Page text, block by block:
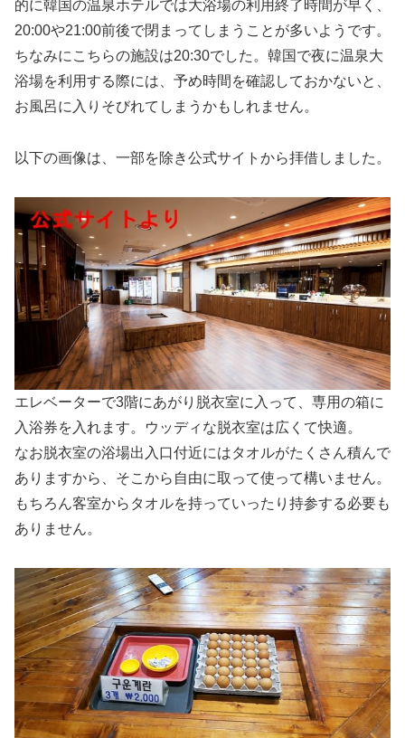
的に韓国の温泉ホテルでは大浴場の利用終了時間が早く、
20:00や21:00前後で閉まってしまうことが多いようです。
ちなみにこちらの施設は20:30でした。韓国で夜に温泉大
浴場を利用する際には、予め時間を確認しておかないと、
お風呂に入りそびれてしまうかもしれません。
以下の画像は、一部を除き公式サイトから拝借しました。
エレベーターで3階にあがり脱衣室に入って、専用の箱に
入浴券を入れます。ウッディな脱衣室は広くて快適。
なお脱衣室の浴場出入口付近にはタオルがたくさん積んで
ありますから、そこから自由に取って使って構いません。
もちろん客室からタオルを持っていったり持参する必要も
ありません。